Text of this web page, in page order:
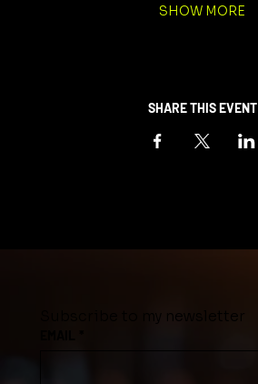
SHOW MORE
SHARE THIS EVENT
Subscribe to my newsletter